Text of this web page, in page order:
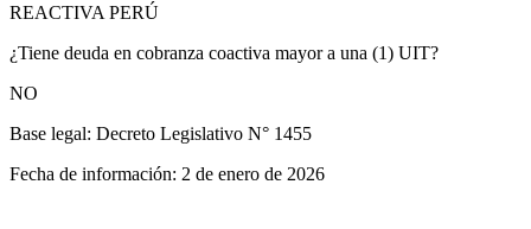
REACTIVA PERÚ
¿Tiene deuda en cobranza coactiva mayor a una (1) UIT?
NO
Base legal: Decreto Legislativo N° 1455
Fecha de información: 2 de enero de 2026